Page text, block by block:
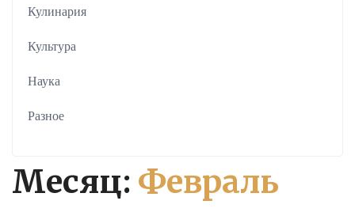
Месяц: Февраль
Кулинария
Культура
Наука
Разное